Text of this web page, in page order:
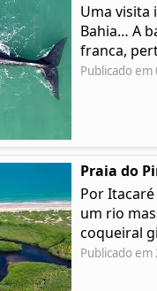
Uma
Bahia… A
franca,
Publicado
Praia do
Por
um rio
coqueiral
Publicado